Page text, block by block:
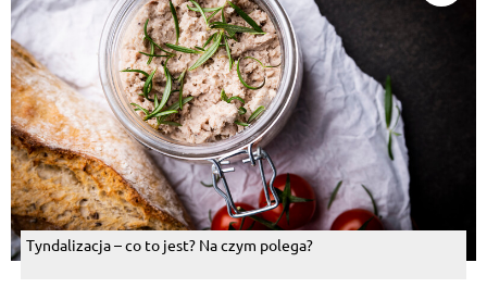
Tyndalizacja – co to jest? Na czym polega?